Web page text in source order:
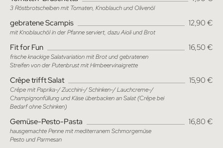
3 Röstbrotscheiben mit Tomaten, Knoblauch und Olivenöl
gebratene Scampis 12,90 €
mit Knoblauchöl in der Pfanne serviert, dazu Aioli und Brot
Fit for Fun 16,50 €
frische knackige Salatvariation mit Brot und gebratenen
Streifen von der Putenbrust mit Himbeervinaigrette
Crêpe trifft Salat 15,90 €
Crêpe mit Paprika-/ Zucchini-/ Schinken-/ Lauchcreme-/
Champignonfüllung und Käse überbacken an Salat (Crêpe bei
Bedarf ohne Schinken)
Gemüse-Pesto-Pasta 16,80 €
hausgemachte Penne mit mediterranem Schmorgemüse
Pesto und Parmesan